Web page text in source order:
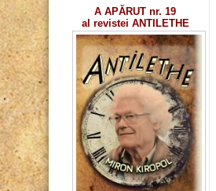
A APĂRUT nr. 19
al revistei ANTILETHE